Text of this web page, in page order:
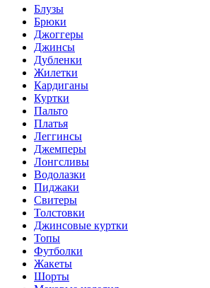
Блузы
Брюки
Джоггеры
Джинсы
Дубленки
Жилетки
Кардиганы
Куртки
Пальто
Платья
Леггинсы
Джемперы
Лонгсливы
Водолазки
Пиджаки
Свитеры
Толстовки
Джинсовые куртки
Топы
Футболки
Жакеты
Шорты